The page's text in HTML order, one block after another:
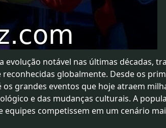
notável nas últimas décadas,
globalmente. Desde os
grandes eventos que hoje atraem
e das mudanças culturais. A
competissem em um cenário